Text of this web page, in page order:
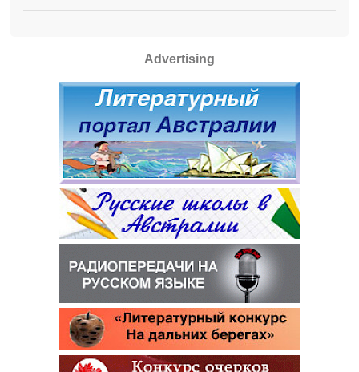
Advertising